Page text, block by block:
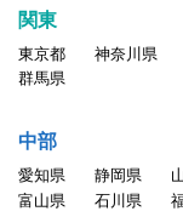
関東
東京都 神奈川県
群馬県
中部
愛知県 静岡県
富山県
石川県